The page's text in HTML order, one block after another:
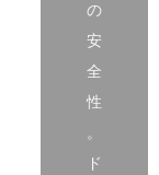
の
安
全
性
。
ド